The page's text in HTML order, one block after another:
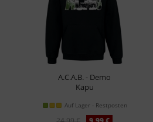
A.C.A.B. - Demo
Kapu
Auf Lager - Restposten